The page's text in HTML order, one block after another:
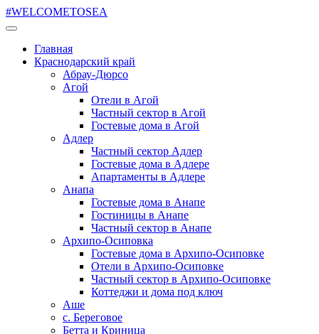
#WELCOMETOSEA
Главная
Краснодарский край
Абрау-Дюрсо
Агой
Отели в Агой
Частный сектор в Агой
Гостевые дома в Агой
Адлер
Частный сектор Адлер
Гостевые дома в Адлере
Апартаменты в Адлере
Анапа
Гостевые дома в Анапе
Гостиницы в Анапе
Частный сектор в Анапе
Архипо-Осиповка
Гостевые дома в Архипо-Осиповке
Отели в Архипо-Осиповке
Частный сектор в Архипо-Осиповке
Коттеджи и дома под ключ
Аше
с. Береговое
Бетта и Криница